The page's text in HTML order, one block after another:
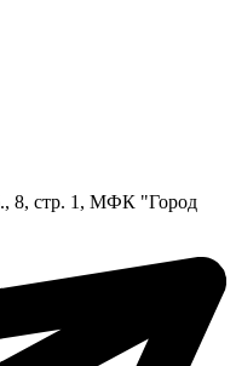
8, стр. 1, МФК "Город